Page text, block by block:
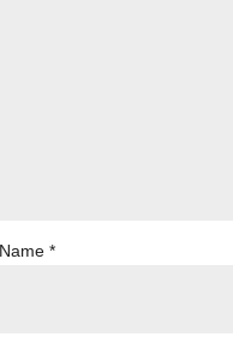
Name*